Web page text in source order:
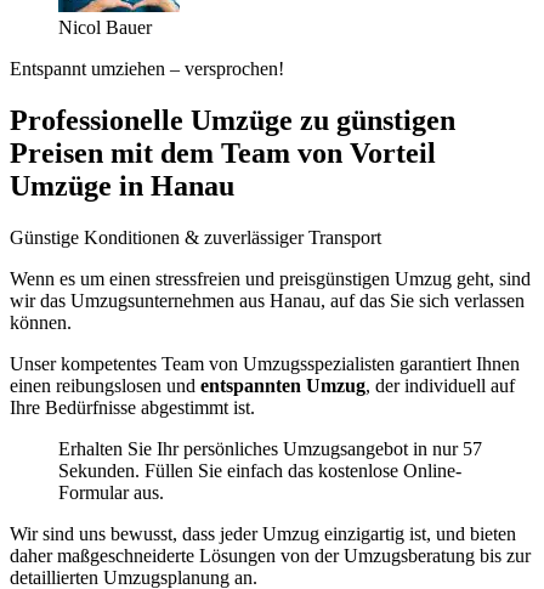
Nicol Bauer
Entspannt umziehen – versprochen!
Professionelle Umzüge zu günstigen
Preisen mit dem Team von Vorteil
Umzüge in Hanau
Günstige Konditionen & zuverlässiger Transport
Wenn es um einen stressfreien und preisgünstigen Umzug geht, sind
wir das Umzugsunternehmen aus Hanau, auf das Sie sich verlassen
können.
Unser kompetentes Team von Umzugsspezialisten garantiert Ihnen
einen reibungslosen und entspannten Umzug, der individuell auf
Ihre Bedürfnisse abgestimmt ist.
Erhalten Sie Ihr persönliches Umzugsangebot in nur 57
Sekunden. Füllen Sie einfach das kostenlose Online-
Formular aus.
Wir sind uns bewusst, dass jeder Umzug einzigartig ist, und bieten
daher maßgeschneiderte Lösungen von der Umzugsberatung bis zur
detaillierten Umzugsplanung an.